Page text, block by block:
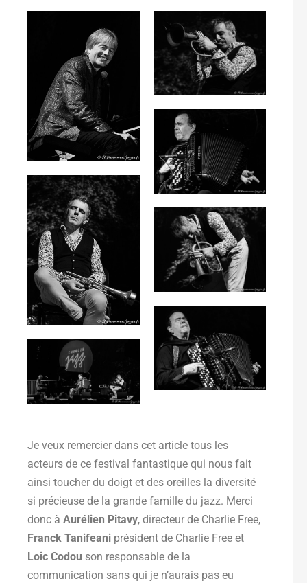
Je veux remercier dans cet article tous les
acteurs de ce festival fantastique qui nous fait
ainsi toucher du doigt et des oreilles la diversité
si précieuse de la grande famille du jazz. Merci
donc à Aurélien Pitavy, directeur de Charlie Free,
Franck Tanifeani président de Charlie Free et
Loic Codou son responsable de la
communication sans qui je n’aurais pas eu